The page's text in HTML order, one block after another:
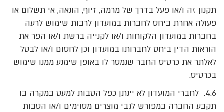
תקנון זה ו/או פעל בדרך של מרמה, זיוף, הונאה, אי תשלום או
פעולה אחרת ביחס לחברות במועדון לרבות שימוש לרעה
בחברות במועדון הלקוחות ו/או לקנייה ברשת ו/או הפר את
הוראות הדין ביחס לחברותו במועדון וכן לחסום ו/או לבטל
לאלתר את כרטיס החבר שנמסר לו באופן שימנע ממנו שימוש
בכרטיס.
4.6. לחברי המועדון לא יינתן כפל הטבות למעט במקרה בו
תקבע החברה במפורש לגבי מוצרים מסוימים ו/או הטבות